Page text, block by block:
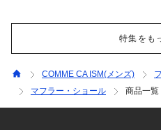
特集をも
COMME CA ISM(メンズ)
マフラー・ショール
商品一覧